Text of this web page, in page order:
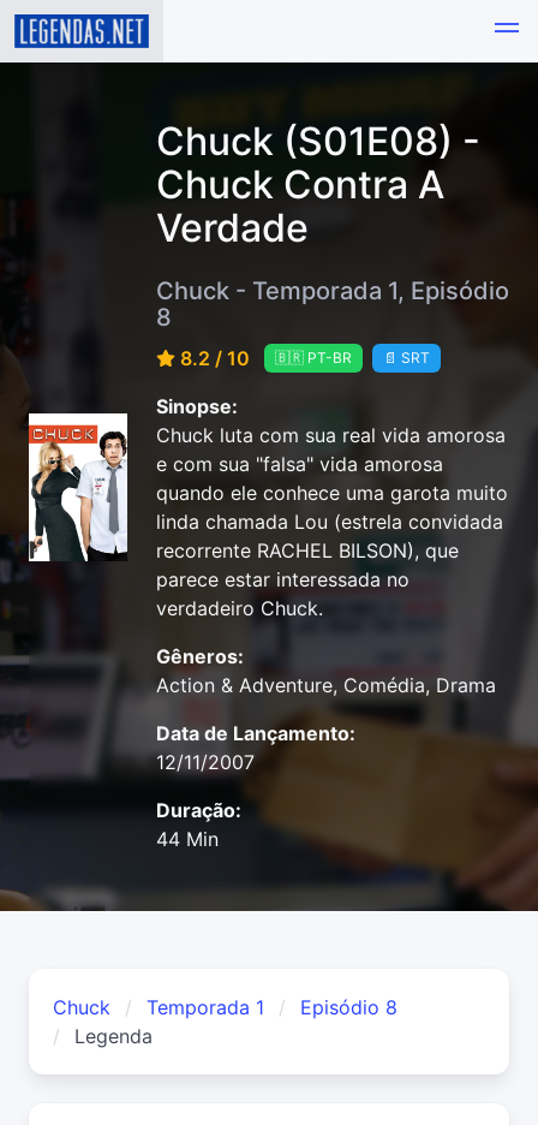
Chuck (S01E08) -
Chuck Contra A
Verdade
Chuck - Temporada 1, Episódio
8
8.2 / 10 🇧🇷 PT-BR 📄 SRT
Sinopse:
Chuck luta com sua real vida amorosa
e com sua "falsa" vida amorosa
quando ele conhece uma garota muito
linda chamada Lou (estrela convidada
recorrente RACHEL BILSON), que
parece estar interessada no
verdadeiro Chuck.
Gêneros:
Action & Adventure, Comédia, Drama
Data de Lançamento:
12/11/2007
Duração:
44 Min
Chuck Temporada 1
Episódio 8
Legenda